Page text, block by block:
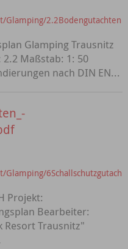
2.2Bodengutachten
Glamping Trausnitz
Maßstab: 1: 50
nach DIN EN...
6Schallschutzgutach
Projekt:
Bearbeiter:
Resort Trausnitz"